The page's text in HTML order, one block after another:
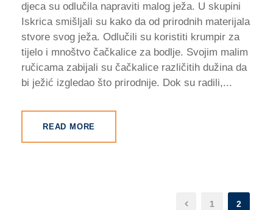
djeca su odlučila napraviti malog ježa. U skupini
Iskrica smišljali su kako da od prirodnih materijala
stvore svog ježa. Odlučili su koristiti krumpir za
tijelo i mnoštvo čačkalice za bodlje. Svojim malim
ručicama zabijali su čačkalice različitih dužina da
bi ježić izgledao što prirodnije. Dok su radili,...
READ MORE
1 2